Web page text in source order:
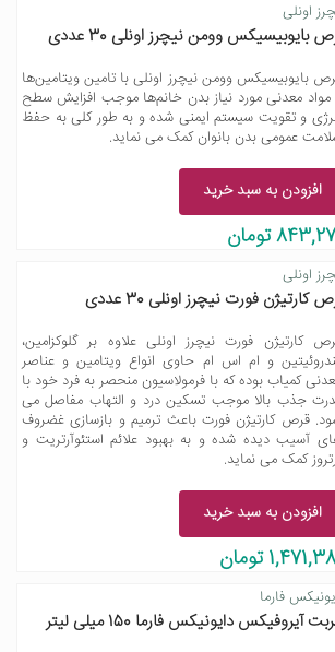
اونلی
بایوبیسیکس وومن نیچرز اونلی 30 عددی
بایوبیسیکس وومن نیچرز اونلی با تامین ویتامین‌ها
مواد معدنی مورد نیاز بدن خانم‌ها موجب افزایش سطح
و تقویت سیستم ایمنی شده و به طور کلی به حفظ
عمومی بدن بانوان کمک می نماید.
افزودن به سبد خرید
تومان
اونلی
کارتیژن فورت نیچرز اونلی 30 عددی
کارتیژن فورت نیچرز اونلی علاوه بر گلوکزامین،
و ام اس ام حاوی انواع ویتامین و عناصر
کمیاب بوده که با فرمولاسیون منحصر به فرد خود با
جذب بالا موجب تسکین درد و التهاب مفاصل می
قرص کارتیژن فورت باعث ترمیم و بازسازی غضروف
آسیب دیده شده و به بهبود علائم استئوآرتریت و
کمک می نماید.
افزودن به سبد خرید
تومان
فارما
آیروفیکس دایونیکس فارما 150 میلی لیتر